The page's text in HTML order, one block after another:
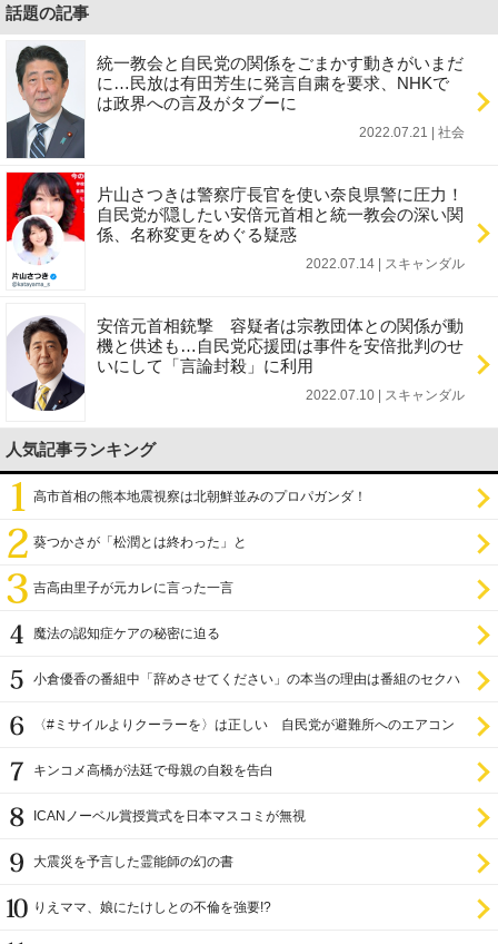
話題の記事
統一教会と自民党の関係をごまかす動きがいまだ
に…民放は有田芳生に発言自粛を要求、NHKで
は政界への言及がタブーに
2022.07.21 | 社会
片山さつきは警察庁長官を使い奈良県警に圧力！
自民党が隠したい安倍元首相と統一教会の深い関
係、名称変更をめぐる疑惑
2022.07.14 | スキャンダル
安倍元首相銃撃 容疑者は宗教団体との関係が動
機と供述も…自民党応援団は事件を安倍批判のせ
いにして「言論封殺」に利用
2022.07.10 | スキャンダル
人気記事ランキング
高市首相の熊本地震視察は北朝鮮並みのプロパガンダ！
葵つかさが「松潤とは終わった」と
吉高由里子が元カレに言った一言
魔法の認知症ケアの秘密に迫る
小倉優香の番組中「辞めさせてください」の本当の理由は番組のセクハ
〈#ミサイルよりクーラーを〉は正しい 自民党が避難所へのエアコン
キンコメ高橋が法廷で母親の自殺を告白
ICANノーベル賞授賞式を日本マスコミが無視
大震災を予言した霊能師の幻の書
りえママ、娘にたけしとの不倫を強要!?